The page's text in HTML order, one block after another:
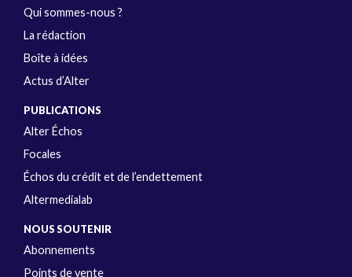
Qui sommes-nous ?
La rédaction
Boîte à idées
Actus d’Alter
PUBLICATIONS
Alter Échos
Focales
Échos du crédit et de l’endettement
Altermedialab
NOUS SOUTENIR
Abonnements
Points de vente